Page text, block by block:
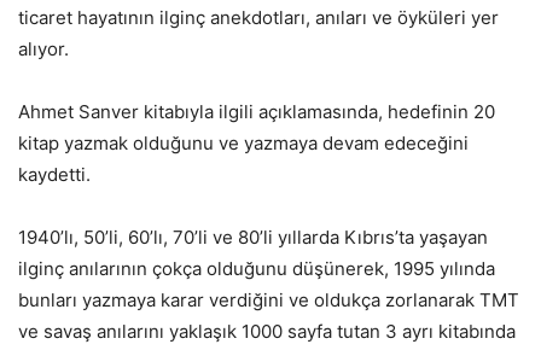
ticaret hayatının ilginç anekdotları, anıları ve öyküleri yer
alıyor.
Ahmet Sanver kitabıyla ilgili açıklamasında, hedefinin 20
kitap yazmak olduğunu ve yazmaya devam edeceğini
kaydetti.
1940’lı, 50’li, 60’lı, 70’li ve 80’li yıllarda Kıbrıs’ta yaşayan
ilginç anılarının çokça olduğunu düşünerek, 1995 yılında
bunları yazmaya karar verdiğini ve oldukça zorlanarak TMT
ve savaş anılarını yaklaşık 1000 sayfa tutan 3 ayrı kitabında